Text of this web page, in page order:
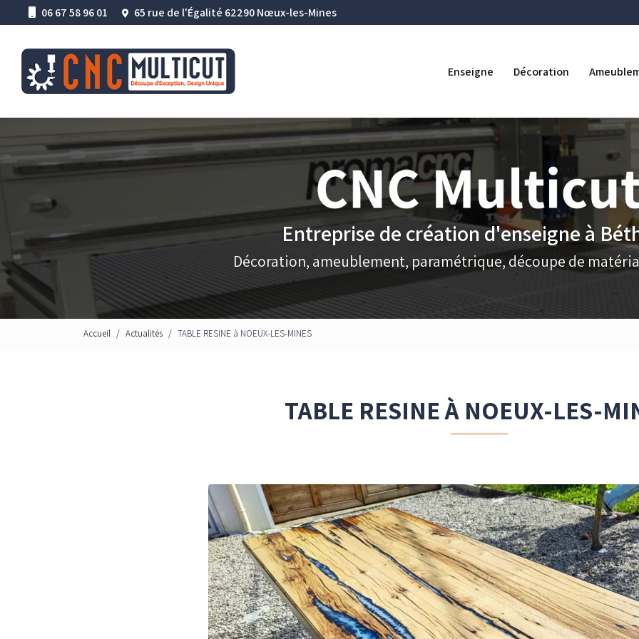
au
principal
06 67 58 96 01 65 rue de l'Égalité 62290 Nœux-les-Mines
Enseigne Décoration
Entreprise de création d'enseigne à
Décoration, ameublement, paramétrique, découpe de
Accueil Actualités TABLE RESINE à NOEUX-LES-MINES
TABLE RESINE À NOEUX-LES-